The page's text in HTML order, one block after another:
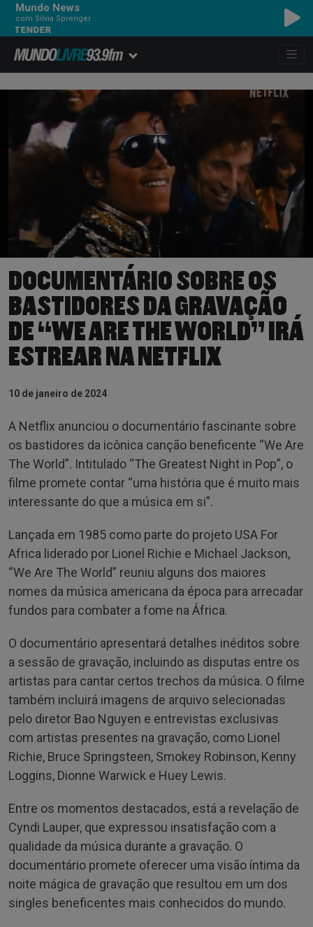
Mundo News
com Silvia Sprenger
DOCUMENTÁRIO SOBRE OS
BASTIDORES DA GRAVAÇÃO
DE “WE ARE THE WORLD” IRÁ
ESTREAR NA NETFLIX
10 de janeiro de 2024
A Netflix anunciou o documentário fascinante sobre
os bastidores da icônica canção beneficente “We Are
The World”. Intitulado “The Greatest Night in Pop”, o
filme promete contar “uma história que é muito mais
interessante do que a música em si”.
Lançada em 1985 como parte do projeto USA For
Africa liderado por Lionel Richie e Michael Jackson,
“We Are The World” reuniu alguns dos maiores
nomes da música americana da época para arrecadar
fundos para combater a fome na África.
O documentário apresentará detalhes inéditos sobre
a sessão de gravação, incluindo as disputas entre os
artistas para cantar certos trechos da música. O filme
também incluirá imagens de arquivo selecionadas
pelo diretor Bao Nguyen e entrevistas exclusivas
com artistas presentes na gravação, como Lionel
Richie, Bruce Springsteen, Smokey Robinson, Kenny
Loggins, Dionne Warwick e Huey Lewis.
Entre os momentos destacados, está a revelação de
Cyndi Lauper, que expressou insatisfação com a
qualidade da música durante a gravação. O
documentário promete oferecer uma visão íntima da
noite mágica de gravação que resultou em um dos
singles beneficentes mais conhecidos do mundo.